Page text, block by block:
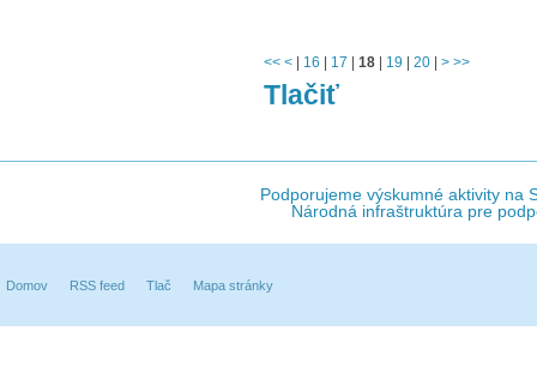
<< < 16 17 18 19 20 > >>
Tlačiť
Podporujeme výskumné aktivity na
Národná infraštruktúra pre
Domov RSS feed Tlač Mapa stránky